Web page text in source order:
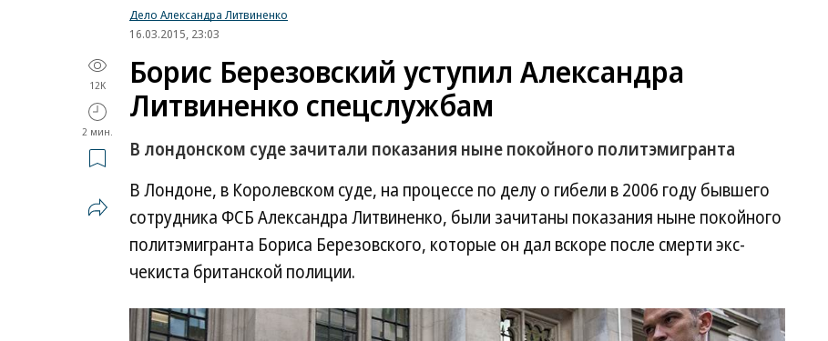
Дело Александра Литвиненко
16.03.2015, 23:03
12K
2 мин.
Борис Березовский уступил Александра
Литвиненко спецслужбам
В лондонском суде зачитали показания ныне покойного политэмигранта
В Лондоне, в Королевском суде, на процессе по делу о гибели в 2006 году бывшего
сотрудника ФСБ Александра Литвиненко, были зачитаны показания ныне покойного
политэмигранта Бориса Березовского, которые он дал вскоре после смерти экс-
чекиста британской полиции.